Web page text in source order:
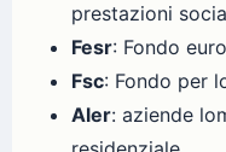
prestazioni
Fesr: Fondo
Fsc: Fondo per
Aler: aziende